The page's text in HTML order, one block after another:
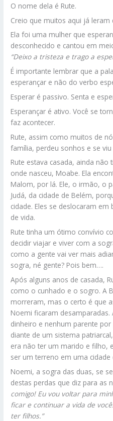
O nome dela é Rute.
Creio que muitos aqui já leram
Ela foi uma mulher que
desconhecido e cantou em
“Deixo a tristeza e trago a
É importante lembrar que a
esperançar e não do verbo
Esperar é passivo. Senta e
Esperançar é ativo. Você se
faz acontecer.
Rute, assim como muitos de
família, perdeu sonhos e se
Rute estava casada, ainda
onde nasceu, Moabe. Ela
Malom, por lá. Ele, o irmão, o
Judá, da cidade de Belém,
cidade. Eles se deslocaram
de vida.
Rute tinha um ótimo convívio
decidir viajar e viver com a
como a gente vai ver mais
sogra, né gente? Pois bem….
Após alguns anos de casada,
como o cunhado e o sogro. A
morreram, mas o certo é que
Noemi ficaram
dinheiro e nenhum parente
diante de um sistema
era não ter um marido e filho,
ser um terreno em uma cidade
Noemi, a sogra das duas, se
destas perdas que diz para as
comigo! Eu vou voltar para
ficar e continuar a vida de
ter filhos.”